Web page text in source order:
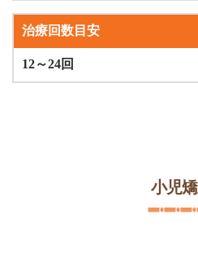
治療回数目安
12～24回
小児